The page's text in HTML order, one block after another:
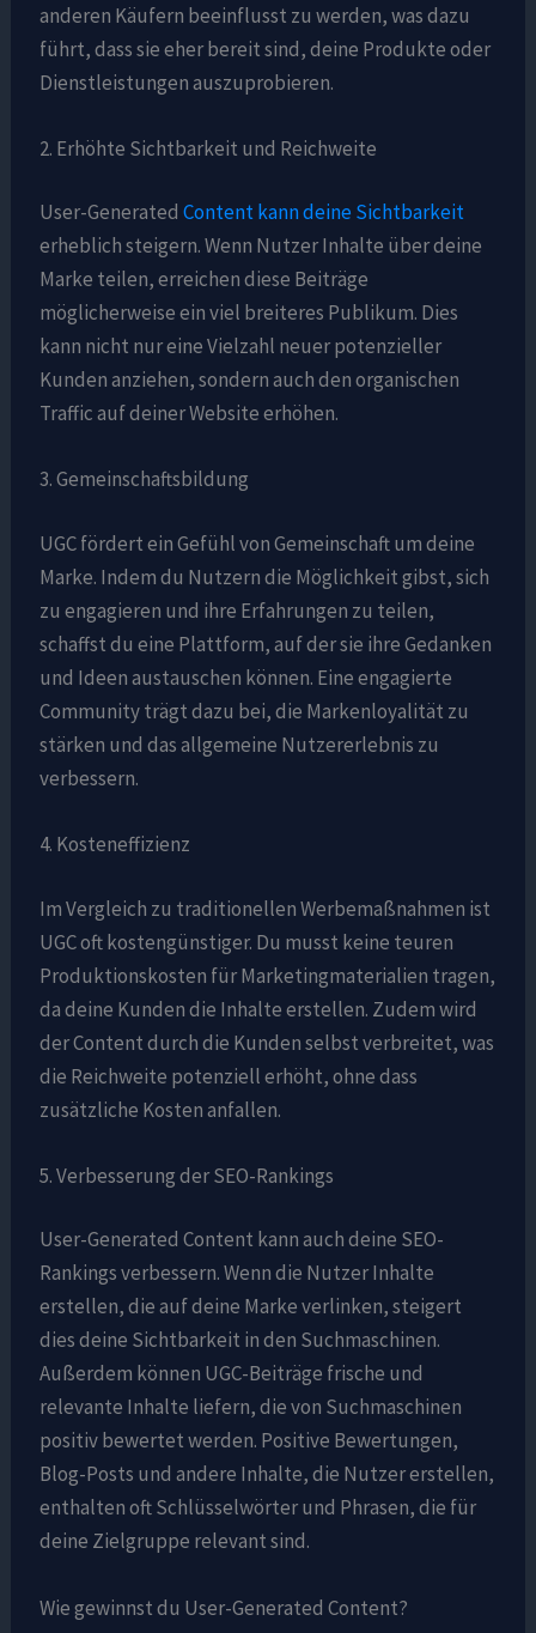
anderen Käufern beeinflusst zu werden, was dazu
führt, dass sie eher bereit sind, deine Produkte oder
Dienstleistungen auszuprobieren.
2. Erhöhte Sichtbarkeit und Reichweite
User-GeneratedContent kann deine Sichtbarkeit
erheblich steigern. Wenn Nutzer Inhalte über deine
Marke teilen, erreichen diese Beiträge
möglicherweise ein viel breiteres Publikum. Dies
kann nicht nur eine Vielzahl neuer potenzieller
Kunden anziehen, sondern auch den organischen
Traffic auf deiner Website erhöhen.
3. Gemeinschaftsbildung
UGC fördert ein Gefühl von Gemeinschaft um deine
Marke. Indem du Nutzern die Möglichkeit gibst, sich
zu engagieren und ihre Erfahrungen zu teilen,
schaffst du eine Plattform, auf der sie ihre Gedanken
und Ideen austauschen können. Eine engagierte
Community trägt dazu bei, die Markenloyalität zu
stärken und das allgemeine Nutzererlebnis zu
verbessern.
4. Kosteneffizienz
Im Vergleich zu traditionellen Werbemaßnahmen ist
UGC oft kostengünstiger. Du musst keine teuren
Produktionskosten für Marketingmaterialien tragen,
da deine Kunden die Inhalte erstellen. Zudem wird
der Content durch die Kunden selbst verbreitet, was
die Reichweite potenziell erhöht, ohne dass
zusätzliche Kosten anfallen.
5. Verbesserung der SEO-Rankings
User-Generated Content kann auch deine SEO-
Rankings verbessern. Wenn die Nutzer Inhalte
erstellen, die auf deine Marke verlinken, steigert
dies deine Sichtbarkeit in den Suchmaschinen.
Außerdem können UGC-Beiträge frische und
relevante Inhalte liefern, die von Suchmaschinen
positiv bewertet werden. Positive Bewertungen,
Blog-Posts und andere Inhalte, die Nutzer erstellen,
enthalten oft Schlüsselwörter und Phrasen, die für
deine Zielgruppe relevant sind.
Wie gewinnst du User-Generated Content?